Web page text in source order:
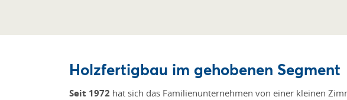
Holzfertigbau im gehobenen Segment
Seit 1972 hat sich das Familienunternehmen von einer kleinen